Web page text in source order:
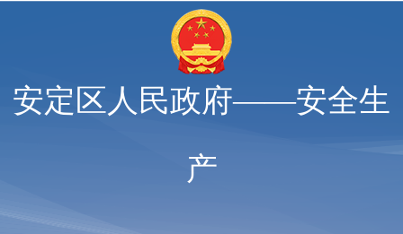
安定区人民政府——安全生
产